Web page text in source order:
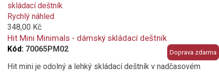
is
added
to
compare
Doprava zdarma
Rychlý náhled
348,00 Kč
Hit Mini Minimals - dámský skládací deštník
Kód: 70065PM02
Hit mini je odolný a lehký skládací deštník v nadčasovém